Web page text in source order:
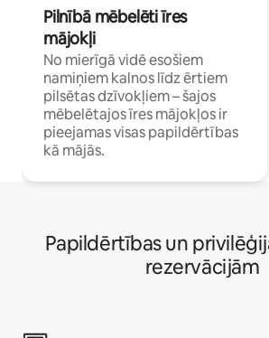
Pilnībā mēbelēti īres
mājokļi
No mierīgā vidē esošiem
namiņiem kalnos līdz ērtiem
pilsētas dzīvokļiem – šajos
mēbelētajos īres mājokļos ir
pieejamas visas papildērtības
kā mājās.
Papildērtības un
rezervācijām